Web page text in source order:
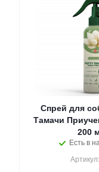
Спрей для
Тамачи
200
Есть в